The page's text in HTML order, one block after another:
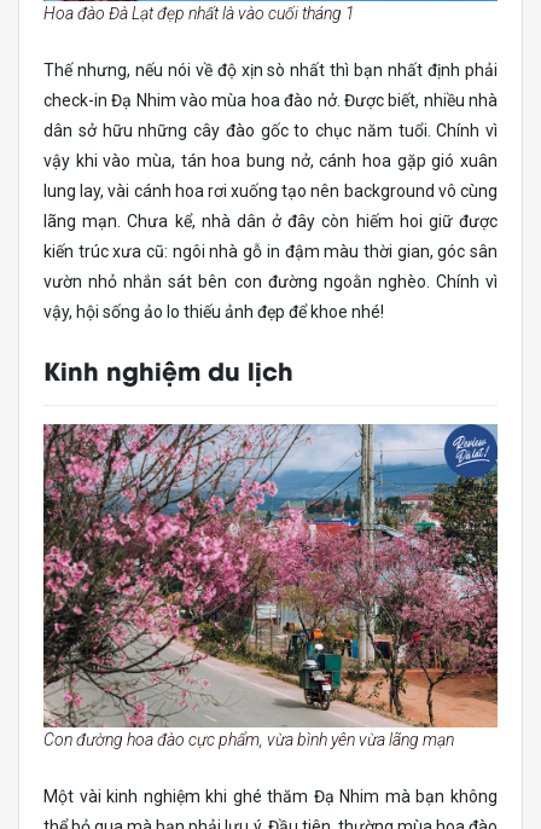
Hoa đào Đà Lạt đẹp nhất là vào cuối tháng 1
Thế nhưng, nếu nói về độ xịn sò nhất thì bạn nhất định phải
check-in Đạ Nhim vào mùa hoa đào nở. Được biết, nhiều nhà
dân sở hữu những cây đào gốc to chục năm tuổi. Chính vì
vậy khi vào mùa, tán hoa bung nở, cánh hoa gặp gió xuân
lung lay, vài cánh hoa rơi xuống tạo nên background vô cùng
lãng mạn. Chưa kể, nhà dân ở đây còn hiếm hoi giữ được
kiến trúc xưa cũ: ngôi nhà gỗ in đậm màu thời gian, góc sân
vườn nhỏ nhắn sát bên con đường ngoằn nghèo. Chính vì
vậy, hội sống ảo lo thiếu ảnh đẹp để khoe nhé!
Kinh nghiệm du lịch
Con đường hoa đào cực phẩm, vừa bình yên vừa lãng mạn
Một vài kinh nghiệm khi ghé thăm Đạ Nhim mà bạn không